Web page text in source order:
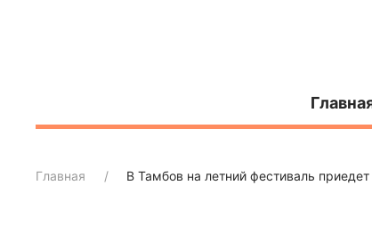
Главная В Тамбов на летний фестиваль